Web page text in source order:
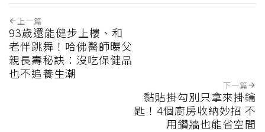
上一篇
93歲還能健步上樓、和
老伴跳舞！哈佛醫師曝父
親長壽秘訣：沒吃保健品
也不追養生潮
下一篇
黏貼掛勾別只拿來掛鑰
匙！4個廚房收納妙招 不
用鑽牆也能省空間